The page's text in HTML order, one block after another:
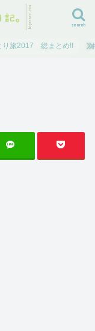
search
り旅2017 総まとめ!!